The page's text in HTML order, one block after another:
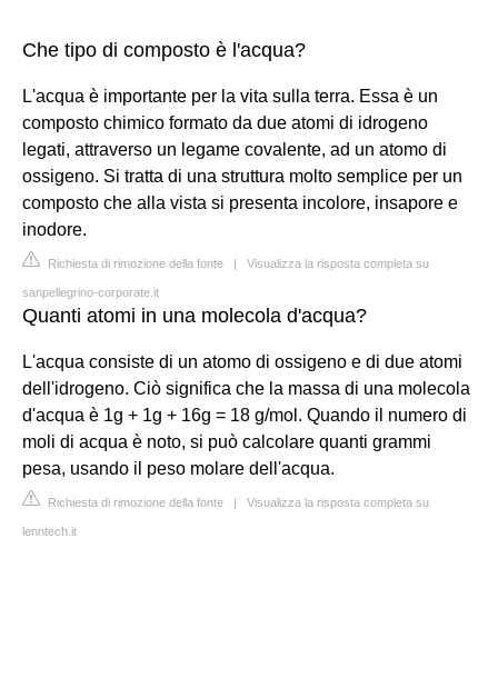
Che tipo di composto è l'acqua?
L'acqua è importante per la vita sulla terra. Essa è un
composto chimico formato da due atomi di idrogeno
legati, attraverso un legame covalente, ad un atomo di
ossigeno. Si tratta di una struttura molto semplice per un
composto che alla vista si presenta incolore, insapore e
inodore.
Richiesta di rimozione della fonte | Visualizza la risposta completa su
sanpellegrino-corporate.it
Quanti atomi in una molecola d'acqua?
L'acqua consiste di un atomo di ossigeno e di due atomi
dell'idrogeno. Ciò significa che la massa di una molecola
d'acqua è 1g + 1g + 16g = 18 g/mol. Quando il numero di
moli di acqua è noto, si può calcolare quanti grammi
pesa, usando il peso molare dell'acqua.
Richiesta di rimozione della fonte | Visualizza la risposta completa su
lenntech.it